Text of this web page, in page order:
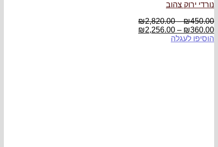
נורדי ירוק צהוב
₪450.00
–
₪2,820.00
₪360.00
–
₪2,256.00
הוסיפו לעגלה